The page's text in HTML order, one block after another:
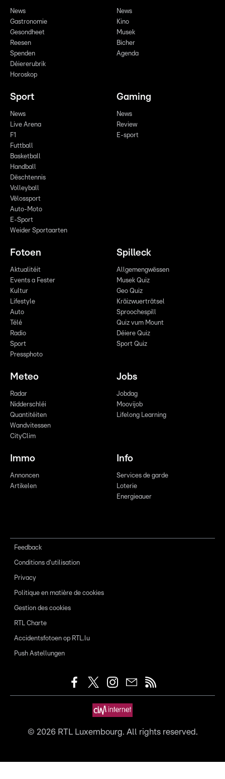
News
Gastronomie
Gesondheet
Reesen
Spenden
Déiererubrik
Horoskop
News
Kino
Musek
Bicher
Agenda
Sport
News
Live Arena
F1
Futtball
Basketball
Handball
Dëschtennis
Volleyball
Vëlossport
Auto-Moto
E-Sport
Weider Sportaarten
Gaming
News
Review
E-sport
Fotoen
Aktualitéit
Events a Fester
Kultur
Lifestyle
Auto
Télé
Radio
Sport
Pressphoto
Spilleck
Allgemengwëssen
Musek Quiz
Geo Quiz
Kräizwuerträtsel
Sproochespill
Quiz vum Mount
Déiere Quiz
Sport Quiz
Meteo
Radar
Nidderschléi
Quantitéiten
Wandvitessen
CityClim
Jobs
Jobdag
Moovijob
Lifelong Learning
Immo
Annoncen
Artikelen
Info
Services de garde
Loterie
Energieauer
Feedback
Conditions d'utilisation
Privacy
Politique en matière de cookies
Gestion des cookies
RTL Charte
Accidentsfotoen op RTL.lu
Push Astellungen
© 2026RTL Luxembourg. All rights reserved.